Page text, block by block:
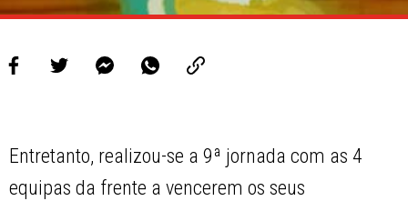
Entretanto, realizou-se a 9ª jornada com as 4
equipas da frente a vencerem os seus